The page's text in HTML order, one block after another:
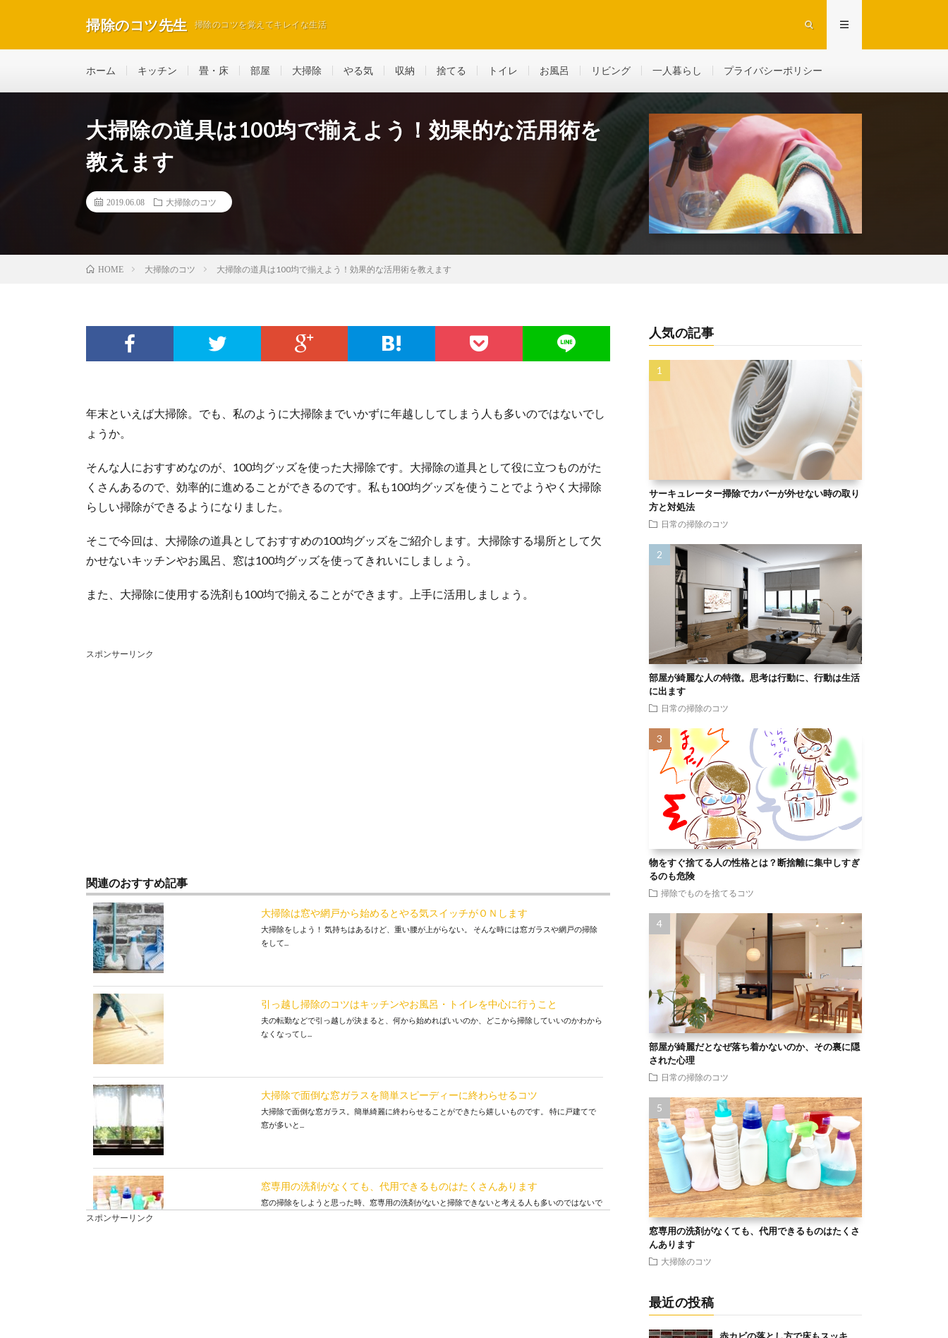
掃除のコツ先生 掃除のコツを覚えてキレイな生活
ホーム キッチン 畳・床 部屋 大掃除 やる気 収納 捨てる トイレ お風呂 リビング 一人暮らし プライバシーポリシー
大掃除の道具は100均で揃えよう！効果的な活用術を
教えます
2019.06.08 大掃除のコツ
HOME 大掃除のコツ 大掃除の道具は100均で揃えよう！効果的な活用術を教えます
年末といえば大掃除。でも、私のように大掃除までいかずに年越ししてしまう人も多いのではないでし
ょうか。
そんな人におすすめなのが、100均グッズを使った大掃除です。大掃除の道具として役に立つものがた
くさんあるので、効率的に進めることができるのです。私も100均グッズを使うことでようやく大掃除
らしい掃除ができるようになりました。
そこで今回は、大掃除の道具としておすすめの100均グッズをご紹介します。大掃除する場所として欠
かせないキッチンやお風呂、窓は100均グッズを使ってきれいにしましょう。
また、大掃除に使用する洗剤も100均で揃えることができます。上手に活用しましょう。
スポンサーリンク
関連のおすすめ記事
大掃除は窓や網戸から始めるとやる気スイッチがＯＮします
大掃除をしよう！ 気持ちはあるけど、重い腰が上がらない。 そんな時には窓ガラスや網戸の掃除
をして...
引っ越し掃除のコツはキッチンやお風呂・トイレを中心に行うこと
夫の転勤などで引っ越しが決まると、何から始めればいいのか、どこから掃除していいのかわから
なくなってし...
大掃除で面倒な窓ガラスを簡単スピーディーに終わらせるコツ
大掃除で面倒な窓ガラス。簡単綺麗に終わらせることができたら嬉しいものです。 特に戸建てで
窓が多いと...
窓専用の洗剤がなくても、代用できるものはたくさんあります
窓の掃除をしようと思った時、窓専用の洗剤がないと掃除できないと考える人も多いのではないで
スポンサーリンク
人気の記事
サーキュレーター掃除でカバーが外せない時の取り
方と対処法
日常の掃除のコツ
部屋が綺麗な人の特徴。思考は行動に、行動は生活
に出ます
日常の掃除のコツ
物をすぐ捨てる人の性格とは？断捨離に集中しすぎ
るのも危険
掃除でものを捨てるコツ
部屋が綺麗だとなぜ落ち着かないのか、その裏に隠
された心理
日常の掃除のコツ
窓専用の洗剤がなくても、代用できるものはたくさ
んあります
大掃除のコツ
最近の投稿